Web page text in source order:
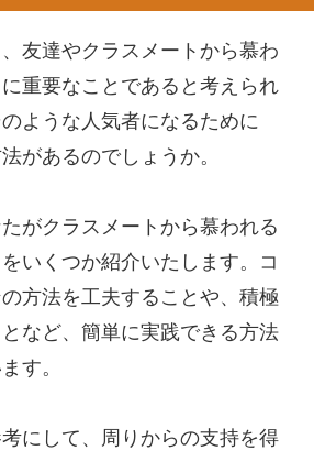
友達やクラスメートから慕わ
重要なことであると考えられ
ような人気者になるために
があるのでしょうか。
がクラスメートから慕われる
いくつか紹介いたします。コ
方法を工夫することや、積極
など、簡単に実践できる方法
す。
にして、周りからの支持を得